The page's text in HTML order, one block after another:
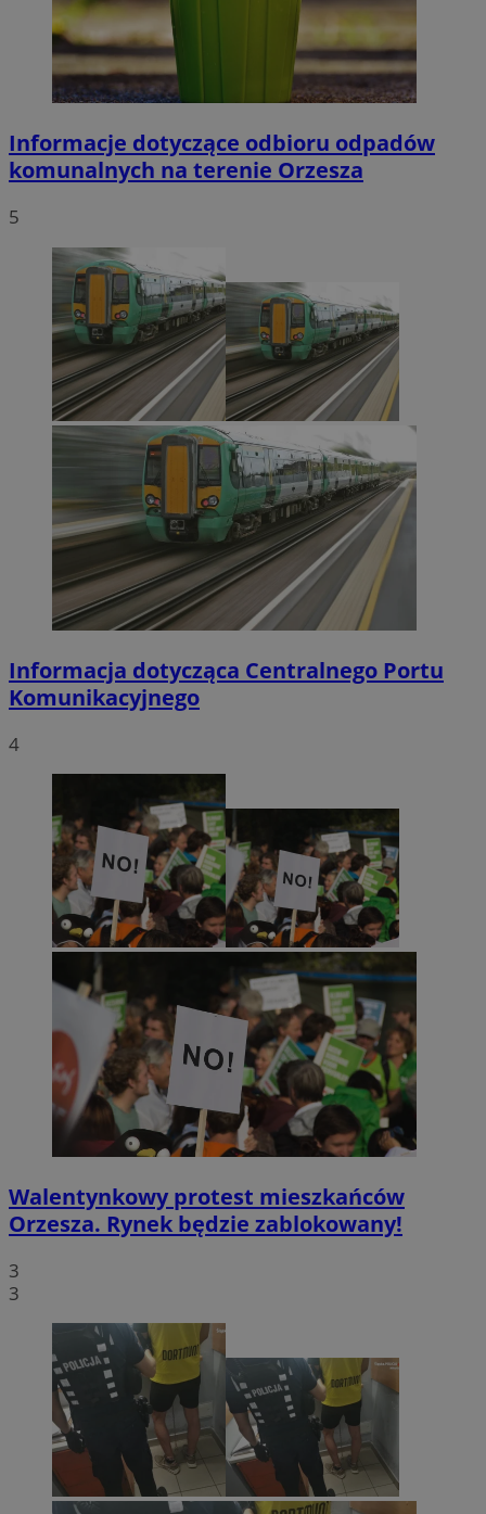
Informacje dotyczące odbioru odpadów
komunalnych na terenie Orzesza
5
Informacja dotycząca Centralnego Portu
Komunikacyjnego
4
Walentynkowy protest mieszkańców
Orzesza. Rynek będzie zablokowany!
3
3